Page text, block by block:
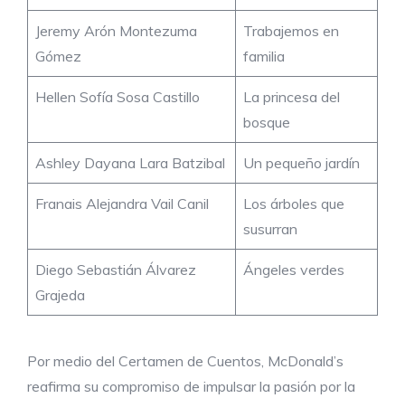
Jeremy Arón Montezuma
Gómez
Trabajemos en
familia
Hellen Sofía Sosa Castillo
La princesa del
bosque
Ashley Dayana Lara Batzibal Un pequeño jardín
Franais Alejandra Vail Canil
Los árboles que
susurran
Diego Sebastián Álvarez
Grajeda
Ángeles verdes
Por medio del Certamen de Cuentos, McDonald’s
reafirma su compromiso de impulsar la pasión por la